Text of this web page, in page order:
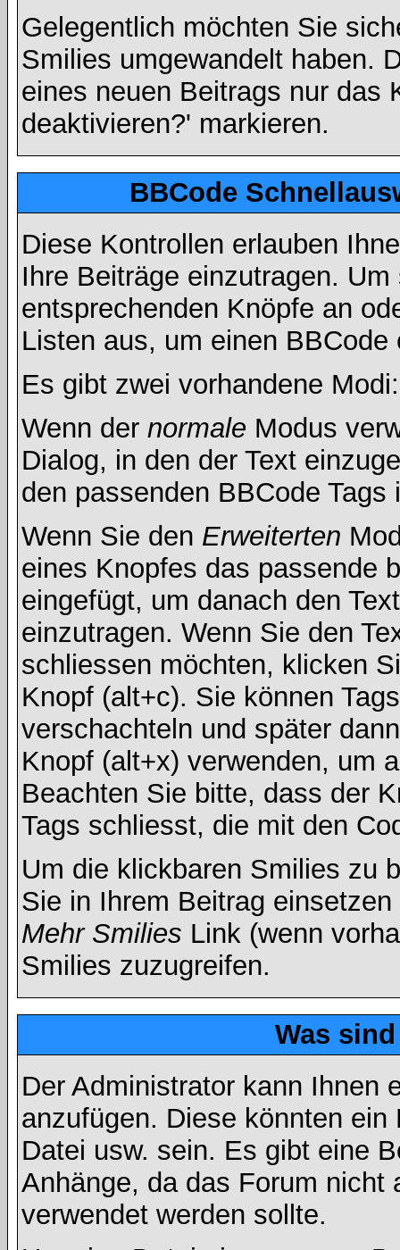
Gelegentlich möchten Sie
Smilies umgewandelt haben.
eines neuen Beitrags nur das
deaktivieren?' markieren.
BBCode
Diese Kontrollen erlauben
Ihre Beiträge einzutragen.
entsprechenden Knöpfe an
Listen aus, um einen BBCode
Es gibt zwei vorhandene
Wenn der normale Modus
Dialog, in den der Text
den passenden BBCode
Wenn Sie den Erweiterten
eines Knopfes das passende
eingefügt, um danach den
einzutragen. Wenn Sie den
schliessen möchten, klicken
Knopf (alt+c). Sie können
verschachteln und später
Knopf (alt+x) verwenden, um
Beachten Sie bitte, dass der
Tags schliesst, die mit den
Um die klickbaren Smilies zu
Sie in Ihrem Beitrag
Mehr Smilies Link (wenn
Smilies zuzugreifen.
Was
Der Administrator kann Ihnen
anzufügen. Diese könnten
Datei usw. sein. Es gibt eine
Anhänge, da das Forum nicht
verwendet werden sollte.